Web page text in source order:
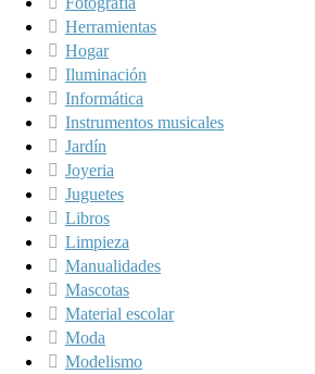
Herramientas
Hogar
Iluminación
Informática
Instrumentos musicales
Jardín
Joyeria
Juguetes
Libros
Limpieza
Manualidades
Mascotas
Material escolar
Moda
Modelismo